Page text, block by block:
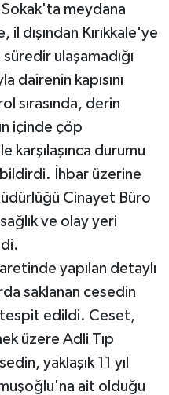
Sokak'ta meydana
dışından Kırıkkale'ye
ulaşamadığı
dairenin kapısını
sırasında, derin
içinde çöp
karşılaşınca durumu
İhbar üzerine
Cinayet Büro
ve olay yeri
yapılan detaylı
saklanan cesedin
edildi. Ceset,
üzere Adli Tıp
yaklaşık 11 yıl
ait olduğu